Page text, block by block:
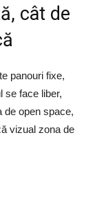
cât de
panouri fixe,
se face liber,
de open space,
vizual zona de